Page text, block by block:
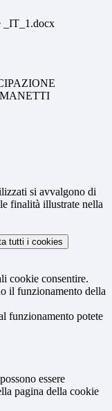
si avvalgono di
finalità illustrate nella
tutti i cookies
cookie consentire.
il funzionamento della
funzionamento potete
essere
pagina della cookie